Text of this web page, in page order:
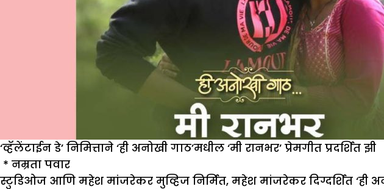
‘व्हॅलेंटाईन डे’ निमित्ताने ‘ही अनोखी गाठ’मधील ‘मी रानभर’ प्रेमगीत प्रदर्शित झी
* नम्रता पवार
स्टुडिओज आणि महेश मांजरेकर मुव्हिज निर्मित, महेश मांजरेकर दिग्दर्शित ‘ही